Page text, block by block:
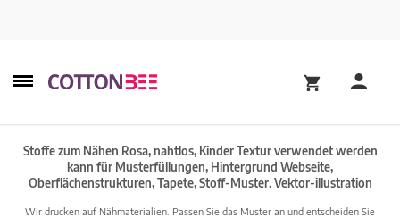
Stoffe zum Nähen Rosa, nahtlos, Kinder Textur verwendet werden
kann für Musterfüllungen, Hintergrund Webseite,
Oberflächenstrukturen, Tapete, Stoff-Muster. Vektor-illustration
Wir drucken auf Nähmaterialien. Passen Sie das Muster an und entscheiden Sie